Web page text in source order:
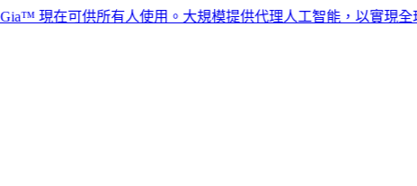
可供所有人使用。大規模提供代理人工智能，以實現全球人力